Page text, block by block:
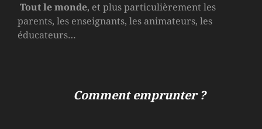
Tout le monde, et plus particulièrement les
parents, les enseignants, les animateurs, les
éducateurs…
Comment emprunter ?